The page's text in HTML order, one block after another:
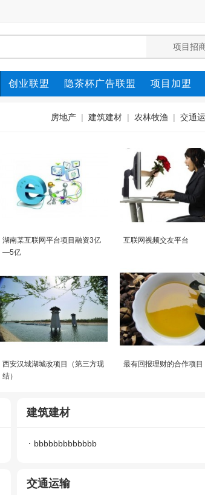
创业联盟 隐茶杯广告联盟 项目加盟
房地产 | 建筑建材 | 农林牧渔 | 交通
湖南某互联网平台项目融资3亿
—5亿
互联网视频交友平台
西安汉城湖城改项目（第三方现
结）
最有回报理财的合作项目
建筑建材
bbbbbbbbbbbbb
交通运输